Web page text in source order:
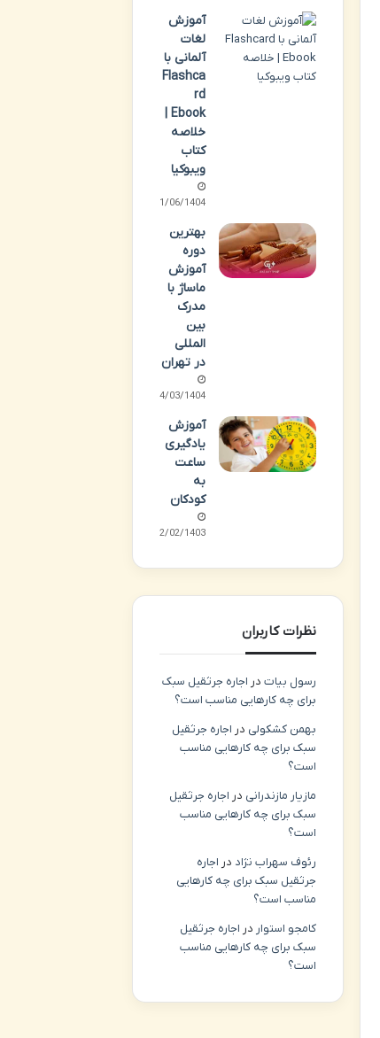
آموزش
لغات
آلمانی با
Flashca
rd
Ebook |
خلاصه
کتاب
ویبوکیا
11/06/1404
بهترین
دوره
آموزش
ماساژ با
مدرک
بین
المللی
در تهران
04/03/1404
آموزش
یادگیری
ساعت
به
کودکان
12/02/1403
نظرات کاربران
رسول بیاتدر اجاره جرثقیل سبک
برای چه کارهایی مناسب است؟
بهمن کشکولی در اجاره جرثقیل
سبک برای چه کارهایی مناسب
است؟
مازیار مازندرانی در اجاره جرثقیل
سبک برای چه کارهایی مناسب
است؟
رئوف سهراب نژاد در اجاره
جرثقیل سبک برای چه کارهایی
مناسب است؟
کامجو استوار در اجاره جرثقیل
سبک برای چه کارهایی مناسب
است؟